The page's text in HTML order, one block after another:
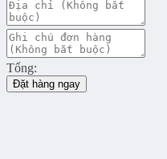
Tổng:
Đặt hàng ngay